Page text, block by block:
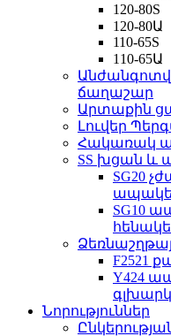
120-80S
120-80Ա
110-65S
110-65Ա
ճաղաշար
Արտաքին
Լուվեր
Հակառակ
SS խցան և
SG20
SG10
F2521
Y424
Նորություններ